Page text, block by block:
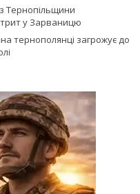
Тернопільщини
у Зарваницю
тернополянці загрожує до